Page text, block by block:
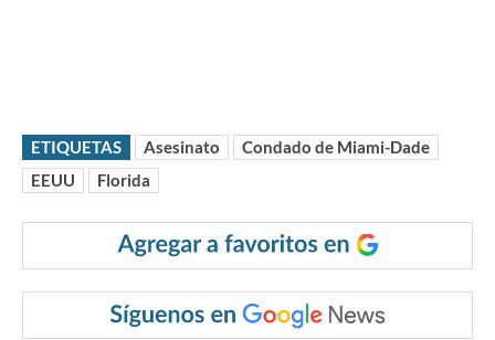
ETIQUETAS Asesinato
Condado de Miami-Dade
EEUU
Florida